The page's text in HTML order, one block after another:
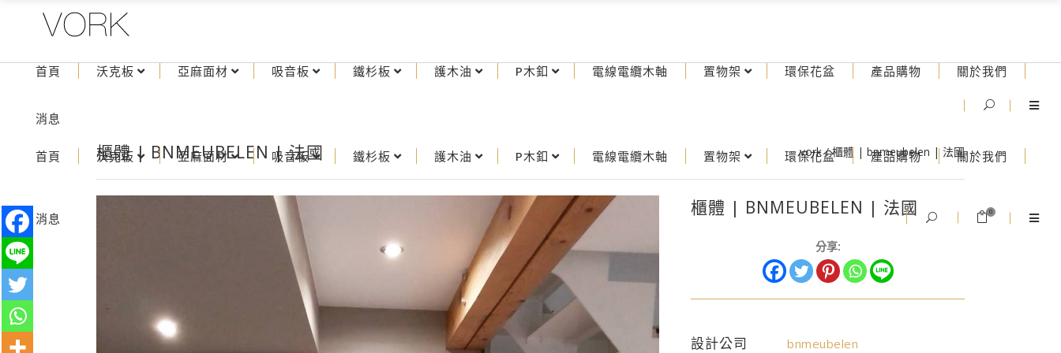
首頁 沃克板 亞麻面材 吸音板 鐵杉板 護木油 P木釦 電線電纜木軸 置物架 環保花盆 產品購物 關於我們
消息 0
首頁 沃克板 亞麻面材 吸音板 鐵杉板 護木油 P木釦 電線電纜木軸 置物架 環保花盆 產品購物 關於我們
消息
櫃體 | BNMEUBELEN | 法國 vork/櫃體 | bnmeubelen | 法國
櫃體 | BNMEUBELEN | 法國
分享:
設計公司 bnmeubelen